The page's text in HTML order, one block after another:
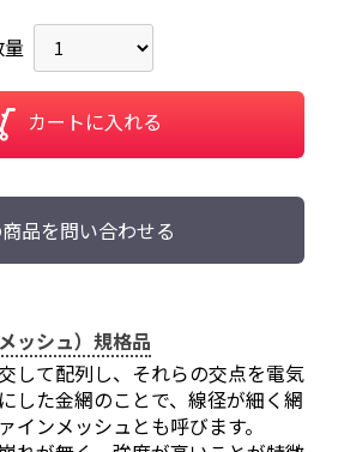
カートに入れる
品を問い合わせる
ッシュ）規格品
して配列し、それらの交点を電気
した金網のことで、線径が細く網
インメッシュとも呼びます。